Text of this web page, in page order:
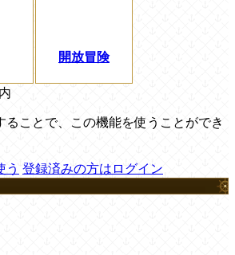
開放冒険
ることで、この機能を使うことができ
う 登録済みの方はログイン